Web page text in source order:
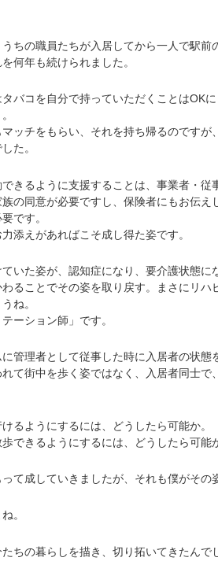
ちの職員たちが入居してから一人で駅前
何年も続けられました。
バコを自分で持っていただくことはOK
ッチをもらい、それを持ち帰るのですが
た。
きるように支援することは、事業者・従
の同意が必要ですし、保険者にもお伝え
です。
添えがあればこそ成し得た姿です。
いた姿が、認知症になり、要介護状態に
ることでその姿を取り戻す。まさにリハ
ね。
ーション師」です。
管理者として従事した時に入居者の状態
て街中を歩く姿ではなく、入居者同士で
るようにするには、どうしたら可能か。
できるようにするには、どうしたら可能
て成していきましたが、それも僕がその
。
ちの暮らしを描き、切り拓いてきたんで